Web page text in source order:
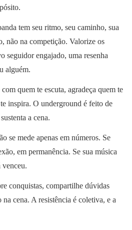
tem seu ritmo, seu caminho, sua
não na competição. Valorize os
seguidor engajado, uma resenha
alguém.
quem te escuta, agradeça quem te
inspira. O underground é feito de
a cena.
se mede apenas em números. Se
em permanência. Se sua música
venceu.
conquistas, compartilhe dúvidas
cena. A resistência é coletiva, e a